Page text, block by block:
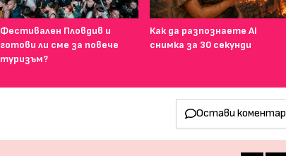
Фестивален Пловдив и
готови ли сме за повече
туризъм?
Как да разпознаете AI
снимка за 30 секунди
Остави коментар